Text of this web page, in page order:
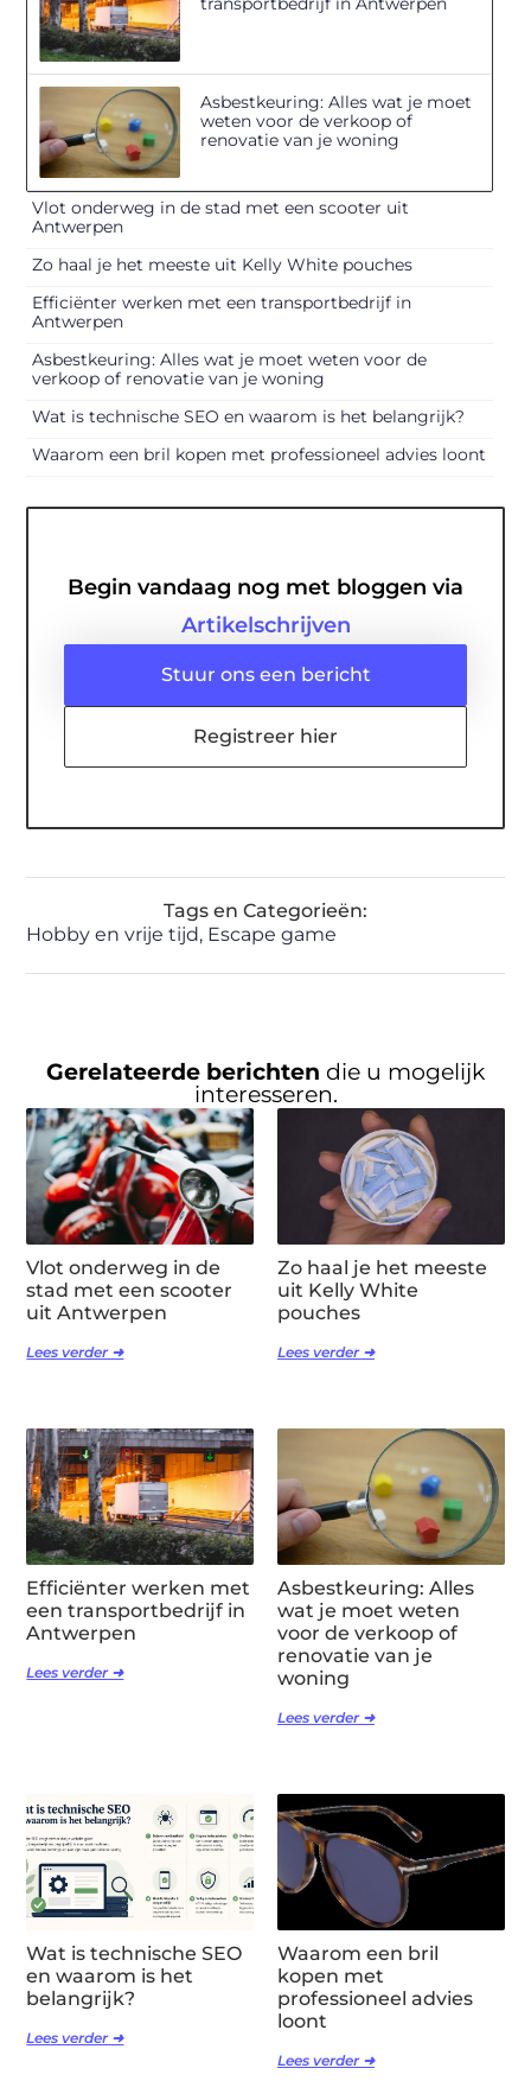
Asbestkeuring: Alles wat je moet
weten voor de verkoop of
renovatie van je woning
Vlot onderweg in de stad met een scooter uit
Antwerpen
Zo haal je het meeste uit Kelly White pouches
Efficiënter werken met een transportbedrijf in
Antwerpen
Asbestkeuring: Alles wat je moet weten voor de
verkoop of renovatie van je woning
Wat is technische SEO en waarom is het belangrijk?
Waarom een bril kopen met professioneel advies loont
Begin vandaag nog met bloggen via
Artikelschrijven
Stuur ons een bericht
Registreer hier
Tags en Categorieën:
Hobby en vrije tijd, Escape game
Gerelateerde berichten die u mogelijk
interesseren.
Vlot onderweg in de
stad met een scooter
uit Antwerpen
Lees verder ➜
Zo haal je het meeste
uit Kelly White
pouches
Lees verder ➜
Efficiënter werken met
een transportbedrijf in
Antwerpen
Lees verder ➜
Asbestkeuring: Alles
wat je moet weten
voor de verkoop of
renovatie van je
woning
Lees verder ➜
Wat is technische SEO
en waarom is het
belangrijk?
Lees verder ➜
Waarom een bril
kopen met
professioneel advies
loont
Lees verder ➜